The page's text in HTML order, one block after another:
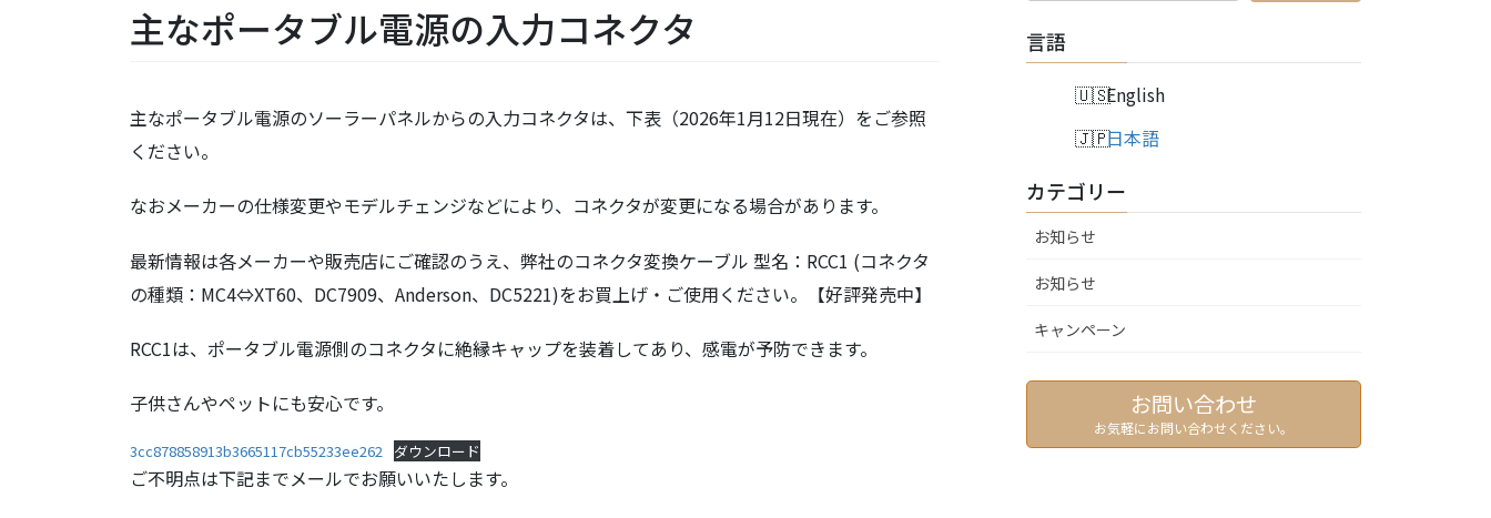
主なポータブル電源の入力コネクタ
主なポータブル電源のソーラーパネルからの入力コネクタは、下表（2026年1月12日現在）をご参照
ください。
なおメーカーの仕様変更やモデルチェンジなどにより、コネクタが変更になる場合があります。
最新情報は各メーカーや販売店にご確認のうえ、弊社のコネクタ変換ケーブル 型名：RCC1 (コネクタ
の種類：MC4⇔XT60、DC7909、Anderson、DC5221)をお買上げ・ご使用ください。【好評発売中】
RCC1は、ポータブル電源側のコネクタに絶縁キャップを装着してあり、感電が予防できます。
子供さんやペットにも安心です。
3cc878858913b3665117cb55233ee262 ダウンロード
ご不明点は下記までメールでお願いいたします。
言語
English
日本語
カテゴリー
お知らせ
お知らせ
キャンペーン
お問い合わせ
お気軽にお問い合わせください。